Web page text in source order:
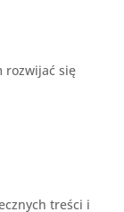
rozwijać się
treści i